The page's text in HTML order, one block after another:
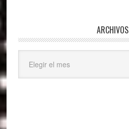
ARCHIVOS